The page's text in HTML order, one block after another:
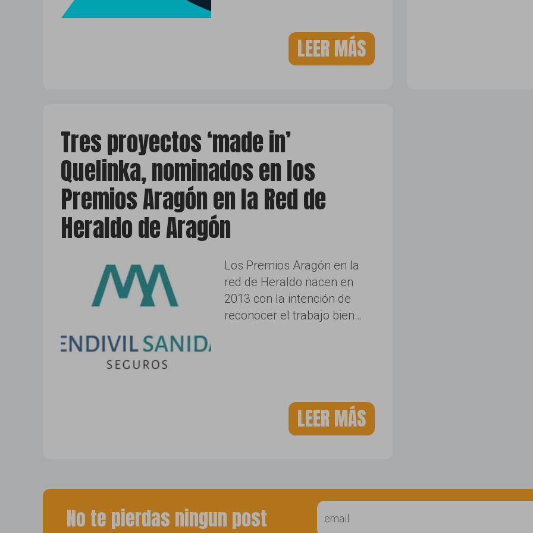
LEER MÁS
Tres proyectos ‘made in’
Quelinka, nominados en los
Premios Aragón en la Red de
Heraldo de Aragón
Los Premios Aragón en la
red de Heraldo nacen en
2013 con la intención de
reconocer el trabajo bien…
LEER MÁS
No te pierdas ningun post